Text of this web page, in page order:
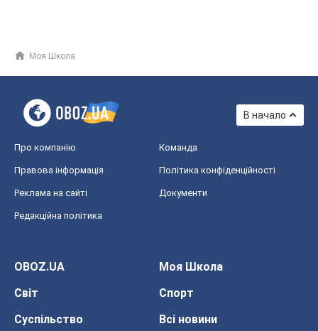
Моя Школа
В начало
Про компанію Команда
Правова інформація Політика конфіденційності
Реклама на сайті Документи
Редакційна політика
OBOZ.UA
Моя Школа
Світ
Спорт
Суспільство
Всі новини